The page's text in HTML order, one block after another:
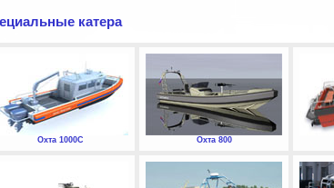
катера
Охта 1000С Охта 800